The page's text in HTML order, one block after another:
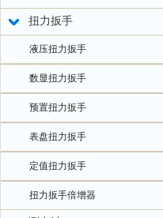
扭力扳手
液压扭力扳手
数显扭力扳手
预置扭力扳手
表盘扭力扳手
定值扭力扳手
扭力扳手倍增器